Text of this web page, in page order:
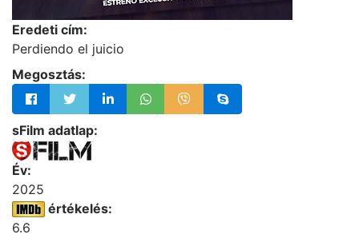
Eredeti cím:
Perdiendo el juicio
Megosztás:
sFilm adatlap:
Év:
2025
értékelés:
6.6